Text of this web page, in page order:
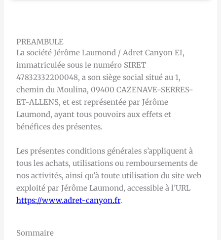
PREAMBULE
La société Jérôme Laumond / Adret Canyon EI,
immatriculée sous le numéro SIRET
47832332200048, a son siège social situé au 1,
chemin du Moulina, 09400 CAZENAVE-SERRES-
ET-ALLENS, et est représentée par Jérôme
Laumond, ayant tous pouvoirs aux effets et
bénéfices des présentes.
Les présentes conditions générales s’appliquent à
tous les achats, utilisations ou remboursements de
nos activités, ainsi qu’à toute utilisation du site web
exploité par Jérôme Laumond, accessible à l’URL
https://www.adret-canyon.fr.
Sommaire